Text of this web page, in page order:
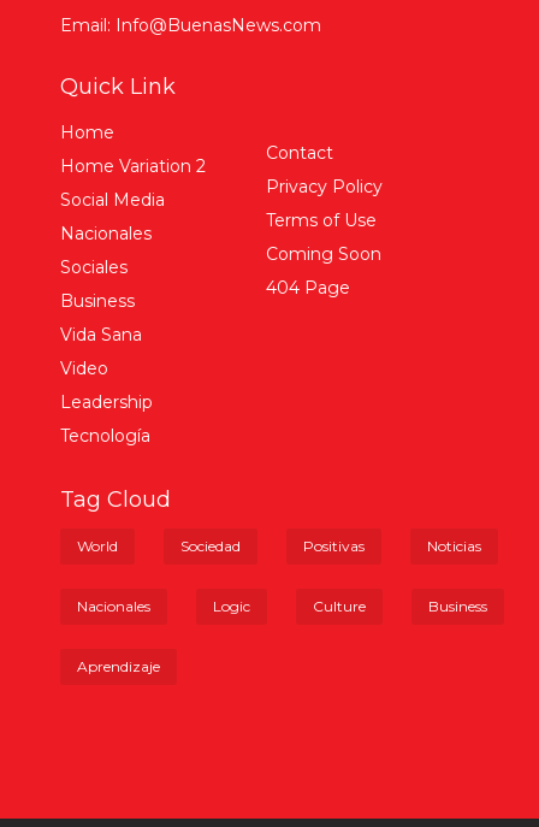
Email: Info@BuenasNews.com
Quick Link
Home
Home Variation 2
Social Media
Nacionales
Sociales
Business
Vida Sana
Video
Leadership
Tecnología
Contact
Privacy Policy
Terms of Use
Coming Soon
404 Page
Tag Cloud
World Sociedad Positivas Noticias
Nacionales Logic Culture Business
Aprendizaje